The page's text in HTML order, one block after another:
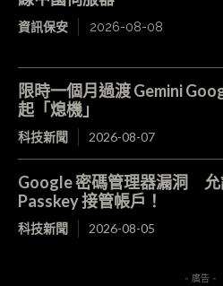
資訊保安 2026-08-08
限時一個月過渡 Gemini
起「熄機」
科技新聞 2026-08-07
Google 密碼管理器漏洞 允
Passkey 接管帳戶！
科技新聞 2026-08-05
- 廣告 -